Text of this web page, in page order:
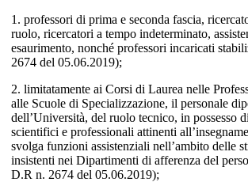
1. professori di prima e seconda fascia,
ruolo, ricercatori a tempo indeterminato,
esaurimento, nonché professori incaricati
2674 del 05.06.2019);
2. limitatamente ai Corsi di Laurea nelle
alle Scuole di Specializzazione, il personale
dell’Università, del ruolo tecnico, in possesso
scientifici e professionali attinenti
svolga funzioni assistenziali nell’ambito delle
insistenti nei Dipartimenti di afferenza del
D.R n. 2674 del 05.06.2019);